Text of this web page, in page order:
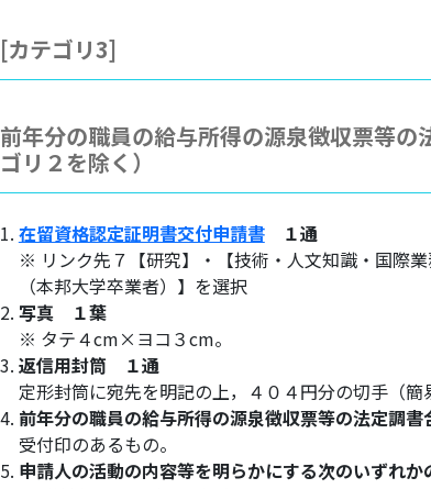
[カテゴリ3]
前年分の職員の給与所得の源泉徴収票等
ゴリ２を除く）
在留資格認定証明書交付申請書１通
※ リンク先７【研究】・【技術・人文知識・国際
（本邦大学卒業者）】を選択
写真 １葉
※ タテ４cm×ヨコ３cm。
返信用封筒 １通
定形封筒に宛先を明記の上，４０４円分の切手（簡
前年分の職員の給与所得の源泉徴収票等の法定調
受付印のあるもの。
申請人の活動の内容等を明らかにする次のいずれか